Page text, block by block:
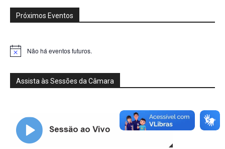
Próximos Eventos
Notice Não há eventos futuros.
Assista às Sessões da Câmara